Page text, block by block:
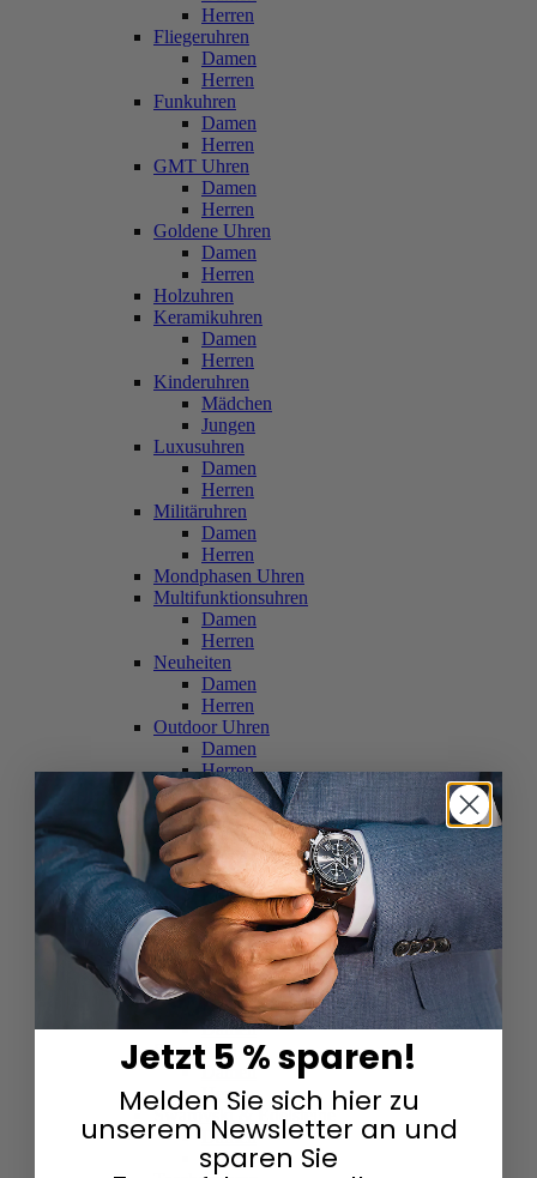
Herren
Fliegeruhren
Damen
Herren
Funkuhren
Damen
Herren
GMT Uhren
Damen
Herren
Goldene Uhren
Damen
Herren
Holzuhren
Keramikuhren
Damen
Herren
Kinderuhren
Mädchen
Jungen
Luxusuhren
Damen
Herren
Militäruhren
Damen
Herren
Mondphasen Uhren
Multifunktionsuhren
Damen
Herren
Neuheiten
Damen
Herren
Outdoor Uhren
Damen
Herren
Schweizer Uhren
Damen
Herren
Skelettuhren
Damen
Herren
Smartwatches
Damen
Herren
Solaruhren
Herren
Damen
Sportuhren
Damen
Herren
Swarovski & Edelsteine
Damen
Herren
Jetzt 5 % sparen!
Melden Sie sich hier zu
unserem Newsletter an und
sparen Sie